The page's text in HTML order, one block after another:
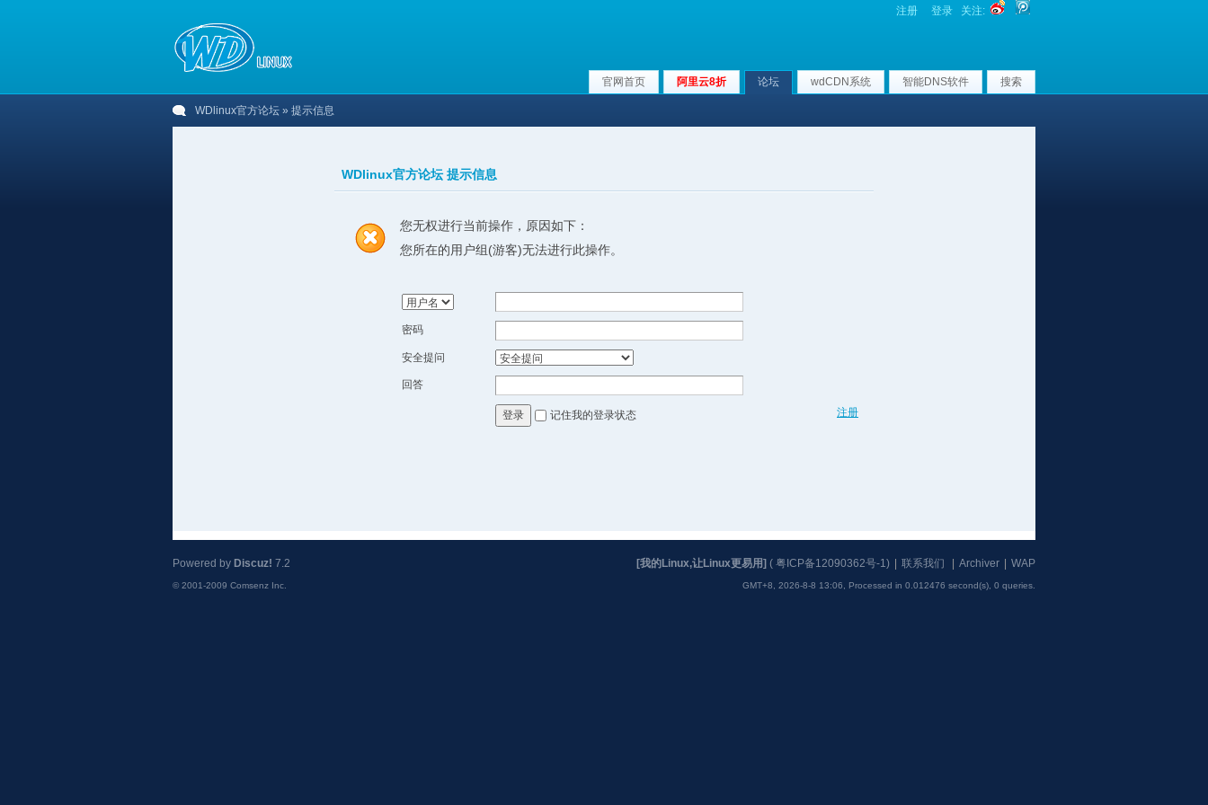
注册 登录 关注:
官网首页 阿里云8折 论坛 wdCDN系统 智能DNS软件 搜索
WDlinux官方论坛 » 提示信息
WDlinux官方论坛 提示信息
您无权进行当前操作，原因如下：
您所在的用户组(游客)无法进行此操作。
密码
安全提问
回答
注册
登录 记住我的登录状态
[我的Linux,让Linux更易用] ( 粤ICP备12090362号-1) 联系我们 Archiver WAP
GMT+8, 2026-8-8 13:06, Processed in 0.012476 second(s), 0 queries
Powered by Discuz! 7.2
© 2001-2009 Comsenz Inc.